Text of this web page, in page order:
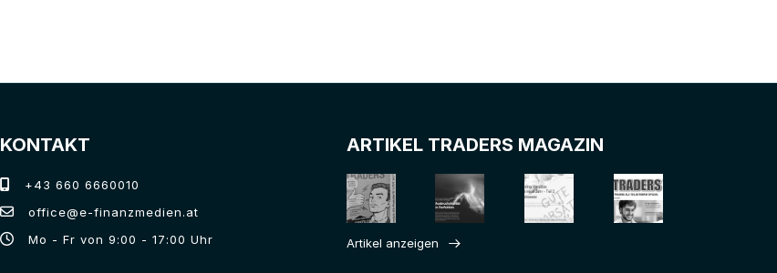
KONTAKT
+43 660 6660010
office@e-finanzmedien.at
Mo - Fr von 9:00 - 17:00 Uhr
ARTIKEL TRADERS MAGAZIN
Artikel anzeigen